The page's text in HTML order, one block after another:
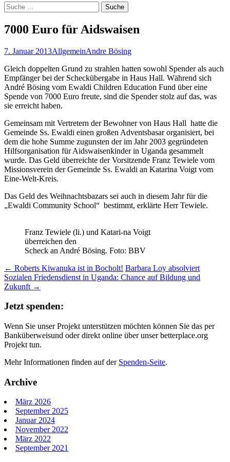
Suche
nach:
7000 Euro für Aidswaisen
7. Januar 2013AllgemeinAndre Bösing
Gleich doppelten Grund zu strahlen hatten sowohl Spender als auch
Empfänger bei der Scheckübergabe in Haus Hall. Während sich
André Bösing vom Ewaldi Children Education Fund über eine
Spende von 7000 Euro freute, sind die Spender stolz auf das, was
sie erreicht haben.
Gemeinsam mit Vertretern der Bewohner von Haus Hall hatte die
Gemeinde Ss. Ewaldi einen großen Adventsbasar organisiert, bei
dem die hohe Summe zugunsten der im Jahr 2003 gegründeten
Hilfsorganisation für Aidswaisenkinder in Uganda gesammelt
wurde. Das Geld überreichte der Vorsitzende Franz Tewiele vom
Missionsverein der Gemeinde Ss. Ewaldi an Katarina Voigt vom
Eine-Welt-Kreis.
Das Geld des Weihnachtsbazars sei auch in diesem Jahr für die
„Ewaldi Community School“ bestimmt, erklärte Herr Tewiele.
Franz Tewiele (li.) und Katari-na Voigt
überreichen den
Scheck an André Bösing. Foto: BBV
Beitrags-
Navigation
← Roberts Kiwanuka ist in Bocholt! Barbara Loy absolviert
Sozialen Friedensdienst in Uganda: Chance auf Bildung und
Zukunft →
Jetzt spenden:
Wenn Sie unser Projekt unterstützen möchten können Sie das per
Banküberweisund oder direkt online über unser betterplace.org
Projekt tun.
Mehr Informationen finden auf der Spenden-Seite.
Archive
März 2026
September 2025
Januar 2024
November 2022
März 2022
September 2021